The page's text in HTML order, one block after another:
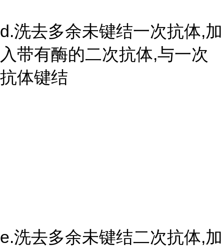
d.洗去多余未键结一次抗体,加
入带有酶的二次抗体,与一次
抗体键结
e.洗去多余未键结二次抗体,加